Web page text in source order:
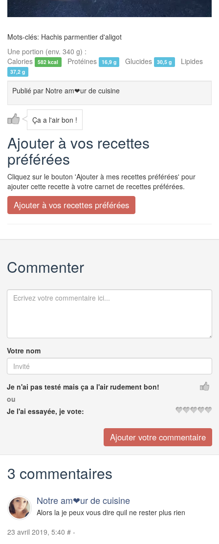
Mots-clés: Hachis parmentier d'aligot
Une portion (env. 340 g) :
Calories
582 kcal Protéines 16,9 g Glucides 30,5 g Lipides
37,2 g
Publié par Notre am❤ur de cuisine
Ça a l'air bon !
Ajouter à vos recettes
préférées
Cliquez sur le bouton 'Ajouter à mes recettes préférées' pour
ajouter cette recette à votre carnet de recettes préférées.
Commenter
Votre nom
Je n'ai pas testé mais ça a l'air rudement bon!
ou
Je l'ai essayée, je vote:
3 commentaires
Notre am❤ur de cuisine
Alors la je peux vous dire quil ne rester plus rien
23 avril 2019, 5:40 # -